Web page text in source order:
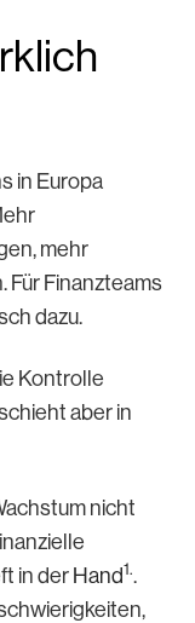
in Europa
mehr
Für Finanzteams
dazu.
Kontrolle
aber in
nicht
in der Hand1..